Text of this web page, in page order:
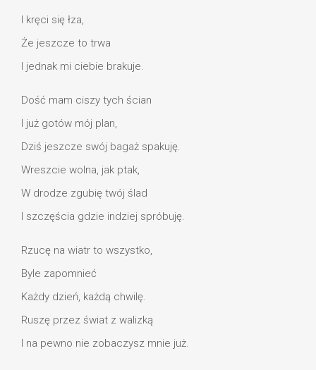
I kręci się łza,
Że jeszcze to trwa
I jednak mi ciebie brakuje.
Dość mam ciszy tych ścian
I już gotów mój plan,
Dziś jeszcze swój bagaż spakuję.
Wreszcie wolna, jak ptak,
W drodze zgubię twój ślad
I szczęścia gdzie indziej spróbuję.
Rzucę na wiatr to wszystko,
Byle zapomnieć
Każdy dzień, każdą chwilę.
Ruszę przez świat z walizką
I na pewno nie zobaczysz mnie już.